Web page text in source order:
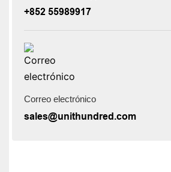
+852 55989917
Correo electrónico
sales@unithundred.com